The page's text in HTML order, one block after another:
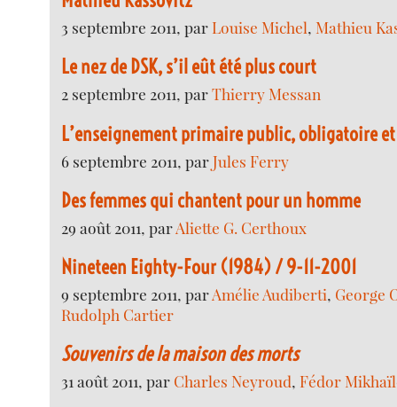
3 septembre 2011, parLouise Michel,Mathieu
Le nez de DSK, s’il eût été plus court
2 septembre 2011, parThierry Messan
L’enseignement primaire public, obligatoire
6 septembre 2011, parJules Ferry
Des femmes qui chantent pour un homme
29 août 2011, parAliette G. Certhoux
Nineteen Eighty-Four (1984) / 9-11-2001
9 septembre 2011, parAmélie Audiberti, George
Rudolph Cartier
Souvenirs de la maison des morts
31 août 2011, par Charles Neyroud,Fédor